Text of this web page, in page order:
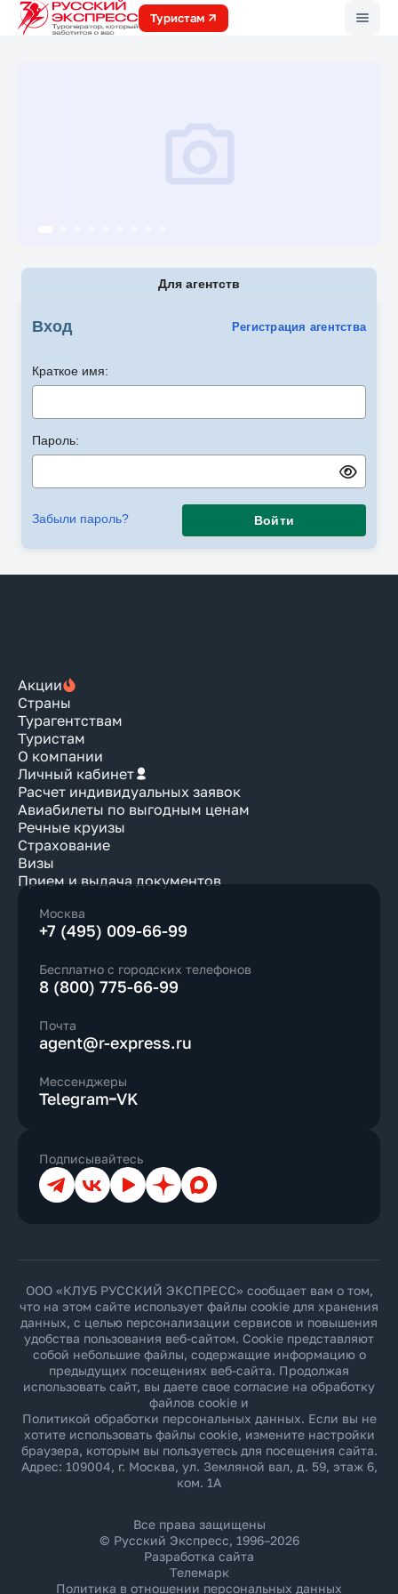
Туристам
Для агентств
Вход Регистрация агентства
Краткое имя:
Пароль:
Забыли пароль? Войти
Акции
Страны
Турагентствам
Туристам
О компании
Личный кабинет
Расчет индивидуальных заявок
Авиабилеты по выгодным ценам
Речные круизы
Страхование
Визы
Прием и выдача документов
Москва
+7 (495) 009-66-99
Бесплатно с городских телефонов
8 (800) 775-66-99
Почта
agent@r-express.ru
Мессенджеры
Telegram VK
Подписывайтесь
ТелеграмВКонтакте
YouTubeДзен Max
ООО «КЛУБ РУССКИЙ ЭКСПРЕСС» сообщает вам о том,
что на этом сайте использует файлы cookie для хранения
данных, с целью персонализации сервисов и повышения
удобства пользования веб-сайтом. Cookie представляют
собой небольшие файлы, содержащие информацию о
предыдущих посещениях веб-сайта. Продолжая
использовать сайт, вы даете свое согласие на обработку
файлов cookie и
Политикой обработки персональных данных. Если вы не
хотите использовать файлы cookie, измените настройки
браузера, которым вы пользуетесь для посещения сайта.
Адрес: 109004, г. Москва, ул. Земляной вал, д. 59, этаж 6,
ком. 1А
Все права защищены
© Русский Экспресс, 1996–2026
Разработка сайта
Телемарк
Политика в отношении персональных данных